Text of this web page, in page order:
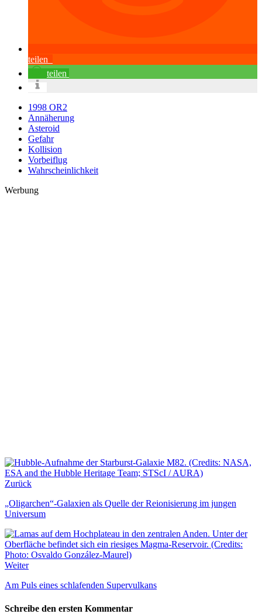
teilen
teilen
1998 OR2
Annäherung
Asteroid
Gefahr
Kollision
Vorbeiflug
Wahrscheinlichkeit
Werbung
Zurück
„Oligarchen“-Galaxien als Quelle der Reionisierung im jungen
Universum
Weiter
Am Puls eines schlafenden Supervulkans
Schreibe den ersten Kommentar